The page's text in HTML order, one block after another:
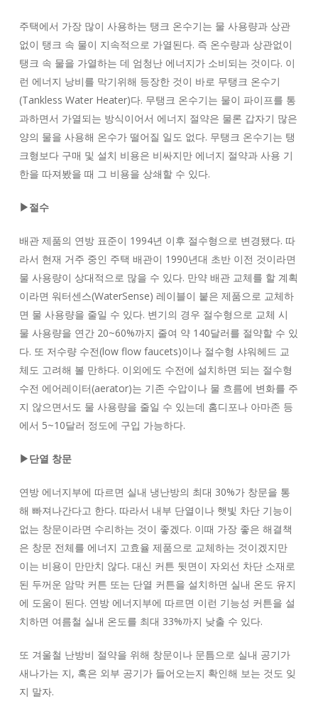
주택에서 가장 많이 사용하는 탱크 온수기는 물 사용량과 상관
없이 탱크 속 물이 지속적으로 가열된다. 즉 온수량과 상관없이
탱크 속 물을 가열하는 데 엄청난 에너지가 소비되는 것이다. 이
런 에너지 낭비를 막기위해 등장한 것이 바로 무탱크 온수기
(Tankless Water Heater)다. 무탱크 온수기는 물이 파이프를 통
과하면서 가열되는 방식이어서 에너지 절약은 물론 갑자기 많은
양의 물을 사용해 온수가 떨어질 일도 없다. 무탱크 온수기는 탱
크형보다 구매 및 설치 비용은 비싸지만 에너지 절약과 사용 기
한을 따져봤을 때 그 비용을 상쇄할 수 있다.
▶절수
배관 제품의 연방 표준이 1994년 이후 절수형으로 변경됐다. 따
라서 현재 거주 중인 주택 배관이 1990년대 초반 이전 것이라면
물 사용량이 상대적으로 많을 수 있다. 만약 배관 교체를 할 계획
이라면 워터센스(WaterSense) 레이블이 붙은 제품으로 교체하
면 물 사용량을 줄일 수 있다. 변기의 경우 절수형으로 교체 시
물 사용량을 연간 20~60%까지 줄여 약 140달러를 절약할 수 있
다. 또 저수량 수전(low flow faucets)이나 절수형 샤워헤드 교
체도 고려해 볼 만하다. 이외에도 수전에 설치하면 되는 절수형
수전 에어레이터(aerator)는 기존 수압이나 물 흐름에 변화를 주
지 않으면서도 물 사용량을 줄일 수 있는데 홈디포나 아마존 등
에서 5~10달러 정도에 구입 가능하다.
▶단열 창문
연방 에너지부에 따르면 실내 냉난방의 최대 30%가 창문을 통
해 빠져나간다고 한다. 따라서 내부 단열이나 햇빛 차단 기능이
없는 창문이라면 수리하는 것이 좋겠다. 이때 가장 좋은 해결책
은 창문 전체를 에너지 고효율 제품으로 교체하는 것이겠지만
이는 비용이 만만치 않다. 대신 커튼 뒷면이 자외선 차단 소재로
된 두꺼운 암막 커튼 또는 단열 커튼을 설치하면 실내 온도 유지
에 도움이 된다. 연방 에너지부에 따르면 이런 기능성 커튼을 설
치하면 여름철 실내 온도를 최대 33%까지 낮출 수 있다.
또 겨울철 난방비 절약을 위해 창문이나 문틈으로 실내 공기가
새나가는 지, 혹은 외부 공기가 들어오는지 확인해 보는 것도 잊
지 말자.